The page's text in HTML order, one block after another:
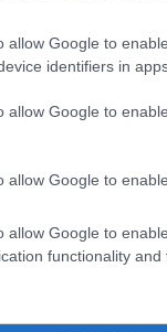
allow Google to
identifiers in
allow Google to
allow Google to
allow Google to
functionality